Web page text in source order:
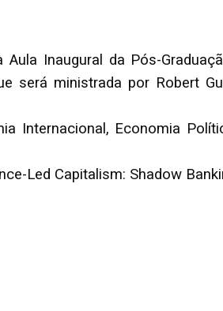
Inaugural da Pós-
será ministrada por Robert
Internacional, Economia
Led Capitalism: Shadow